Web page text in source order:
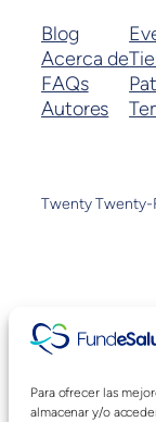
Para ofrecer las
almacenar y/o
Blog
Acerca de
FAQs
Autores
Twenty Twenty-